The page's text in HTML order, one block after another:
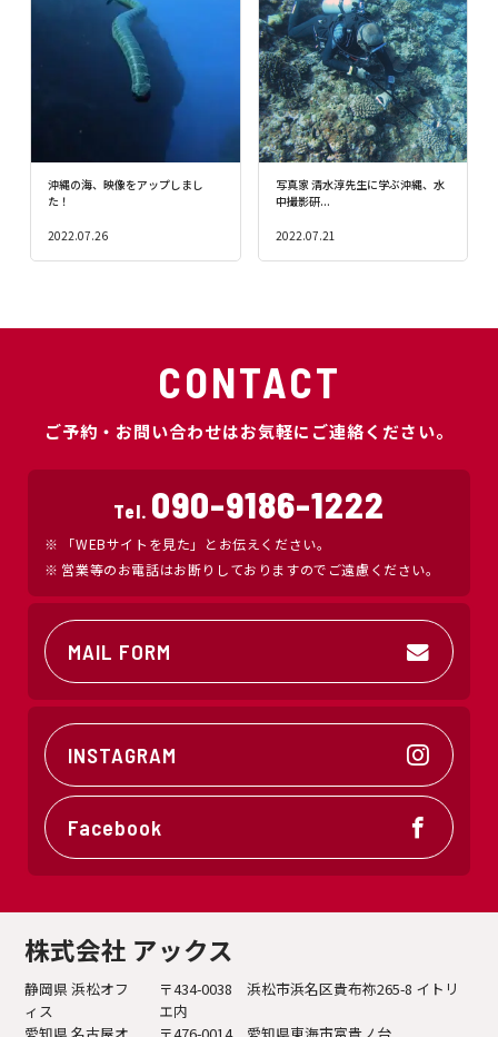
沖縄の海、映像をアップしまし
た！
2022.07.26
写真家 清水淳先生に学ぶ沖縄、水
中撮影研...
2022.07.21
CONTACT
ご予約・お問い合わせはお気軽にご連絡ください。
Tel. 090-9186-1222
「WEBサイトを見た」とお伝えください。
営業等のお電話はお断りしておりますのでご遠慮ください。
MAIL FORM
INSTAGRAM
Facebook
株式会社 アックス
静岡県 浜松オフ
ィス
〒434-0038 浜松市浜名区貴布祢265-8 イトリ
エ内